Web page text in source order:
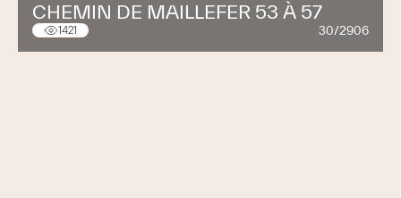
CHEMIN DE MAILLEFER 53 À 57
1421 30/2906